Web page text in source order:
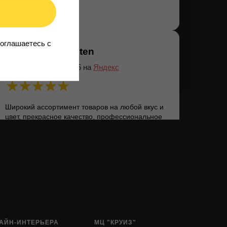
Dianakiten
Широкий ассортимент товаров на любой вкус и
цвет, прекрасное качество, профессиональное
12.05.2025 на Яндекс
ИНТЕРЬЕРА МЦ "КРУИЗ"
c